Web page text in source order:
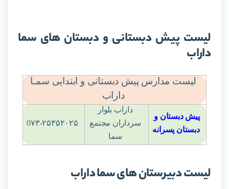
لیست پیش دبستانی و دبستان های سما
داراب
لیست مدارس پیش دبستانی و ابتدایی سمـا
داراب
پیش دبستان و
دبستان پسرانه
داراب بلوار
سرداران مجتمع
سما
0۷۳-۲۵۳۵۲۰۲۵
لیست دبیرستان های سما داراب